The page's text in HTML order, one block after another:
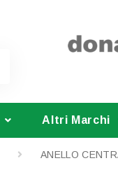
Altri Marchi
ANELLO